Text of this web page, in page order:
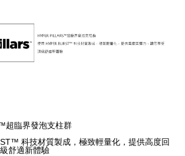
超臨界發泡支柱群
科技材質製成，極致輕量化，提供高度回
舒適新體驗